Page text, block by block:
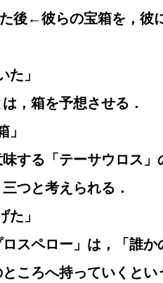
後←彼らの宝箱を，
た」
，箱を予想させる．
」
する「テーサウロス」
つと考えられる．
た」
スペロー」は，「誰か
ころへ持っていくと